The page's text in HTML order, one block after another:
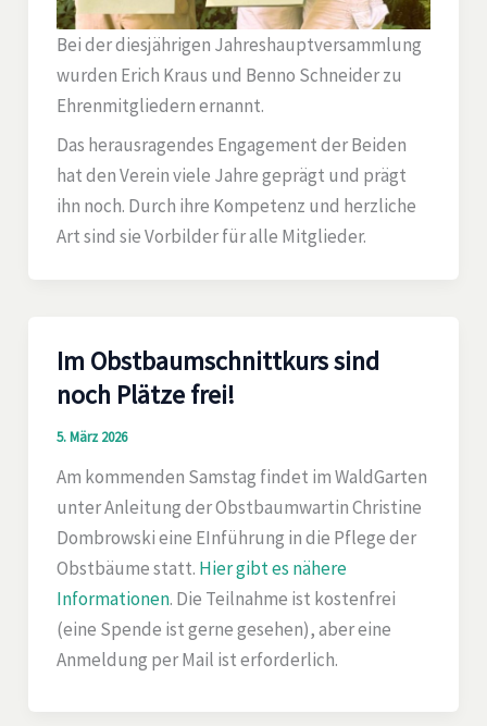
Bei der diesjährigen Jahreshauptversammlung
wurden Erich Kraus und Benno Schneider zu
Ehrenmitgliedern ernannt.
Das herausragendes Engagement der Beiden
hat den Verein viele Jahre geprägt und prägt
ihn noch. Durch ihre Kompetenz und herzliche
Art sind sie Vorbilder für alle Mitglieder.
Im Obstbaumschnittkurs sind
noch Plätze frei!
5. März 2026
Am kommenden Samstag findet im WaldGarten
unter Anleitung der Obstbaumwartin Christine
Dombrowski eine EInführung in die Pflege der
Obstbäume statt. Hier gibt es nähere
Informationen. Die Teilnahme ist kostenfrei
(eine Spende ist gerne gesehen), aber eine
Anmeldung per Mail ist erforderlich.